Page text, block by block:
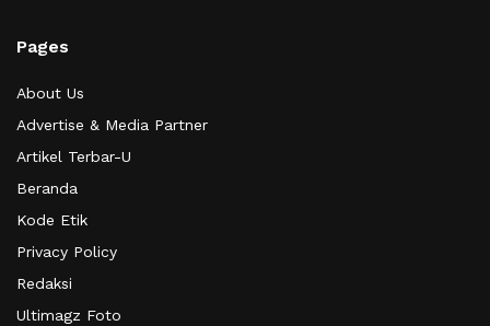
Pages
About Us
Advertise & Media Partner
Artikel Terbar-U
Beranda
Kode Etik
Privacy Policy
Redaksi
Ultimagz Foto